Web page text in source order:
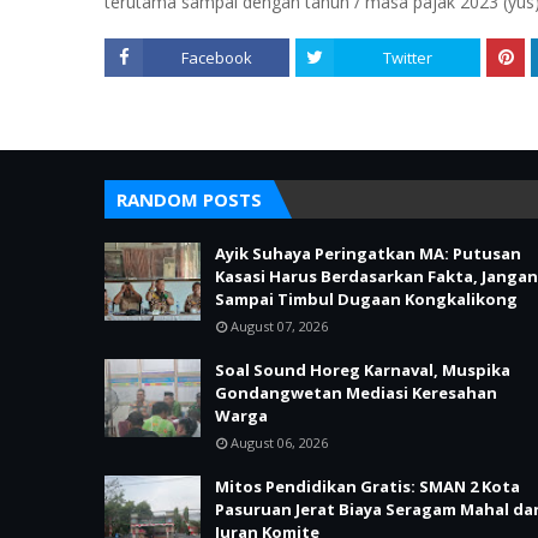
Facebook Twitter
RANDOM POSTS
Ayik Suhaya Peringatkan MA: Putusan
Kasasi Harus Berdasarkan Fakta, Jangan
Sampai Timbul Dugaan Kongkalikong
August 07, 2026
Soal Sound Horeg Karnaval, Muspika
Gondangwetan Mediasi Keresahan
Warga
August 06, 2026
Mitos Pendidikan Gratis: SMAN 2 Kota
Pasuruan Jerat Biaya Seragam Mahal
Iuran Komite